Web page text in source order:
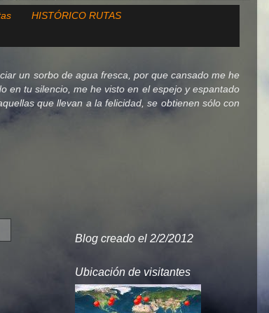
HISTÓRICO RUTAS
un sorbo de agua fresca, por que cansado me he
en tu silencio, me he visto en el espejo y espantado
que llevan a la felicidad, se obtienen sólo con
Blog creado el 2/2/2012
Ubicación de visitantes